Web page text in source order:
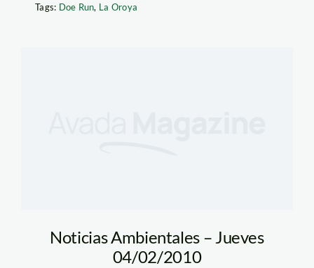
Tags: Doe Run, La Oroya
Noticias Ambientales – Jueves
04/02/2010